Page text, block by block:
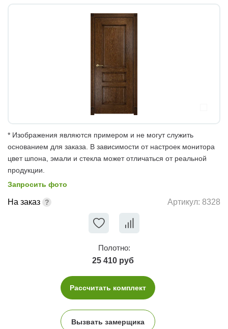
* Изображения являются примером и не могут служить
основанием для заказа. В зависимости от настроек монитора
цвет шпона, эмали и стекла может отличаться от реальной
продукции.
Запросить фото
На заказ Артикул: 8328
Полотно:
25 410 руб
Рассчитать комплект
Вызвать замерщика